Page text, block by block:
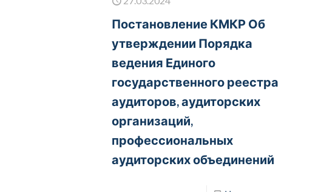
Постановление КМКР Об
утверждении Порядка
ведения Единого
государственного реестра
аудиторов, аудиторских
организаций,
профессиональных
аудиторских объединений